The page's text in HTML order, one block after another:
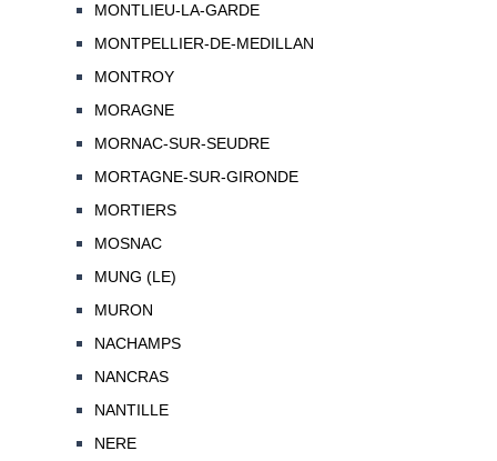
MONTLIEU-LA-GARDE
MONTPELLIER-DE-MEDILLAN
MONTROY
MORAGNE
MORNAC-SUR-SEUDRE
MORTAGNE-SUR-GIRONDE
MORTIERS
MOSNAC
MUNG (LE)
MURON
NACHAMPS
NANCRAS
NANTILLE
NERE